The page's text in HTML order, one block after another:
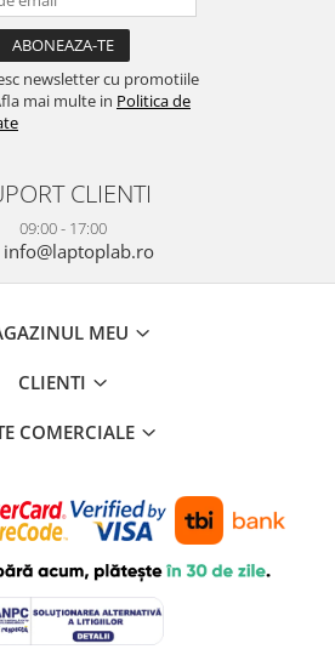
newsletter cu promotiile
mai multe in Politica de
CLIENTI
09:00 - 17:00
info@laptoplab.ro
MEU
CLIENTI
COMERCIALE